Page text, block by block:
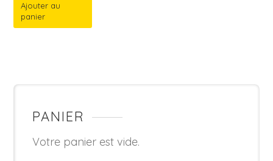
Ajouter au
panier
PANIER
Votre panier est vide.